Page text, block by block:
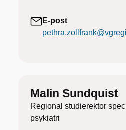
E-post
Malin Sundquist
Regional studierektor
psykiatri